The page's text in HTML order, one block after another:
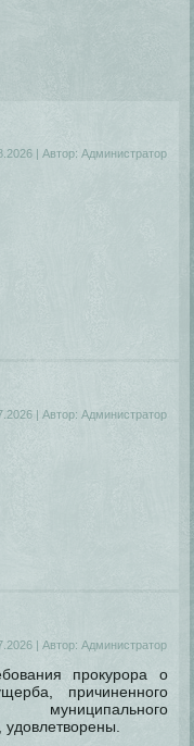
| Автор: Администратор
| Автор: Администратор
| Автор: Администратор
прокурора о
причиненного